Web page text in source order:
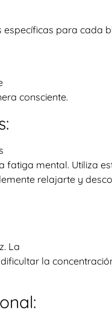
para cada
consciente.
fatiga mental. Utiliza
relajarte y
La
la